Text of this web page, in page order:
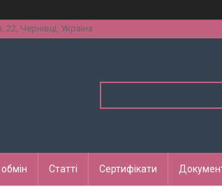
22, Чернівці, Україна
Статті Сертифікати